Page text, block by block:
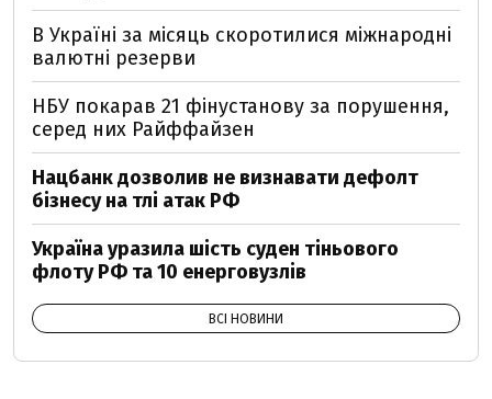
В Україні за місяць скоротилися міжнародні
валютні резерви
НБУ покарав 21 фінустанову за порушення,
серед них Райффайзен
Нацбанк дозволив не визнавати дефолт
бізнесу на тлі атак РФ
Україна уразила шість суден тіньового
флоту РФ та 10 енерговузлів
ВСІ НОВИНИ